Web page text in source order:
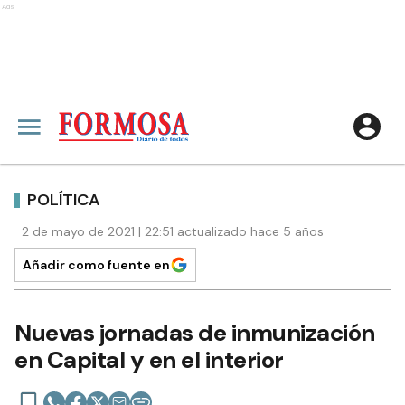
Ads
POLÍTICA
2 de mayo de 2021 | 22:51 actualizado hace 5 años
Añadir como fuente en
Nuevas jornadas de inmunización
en Capital y en el interior